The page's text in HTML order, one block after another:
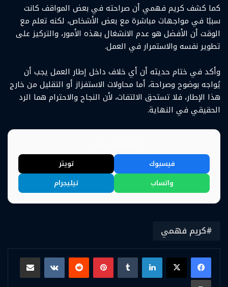
كما كشف كريم فهمي أن صراحته في بعض المواقف كانت
سببًا في مواجهات مباشرة مع بعض الأشخاص، لكنه تعلم مع
الوقت أن الأفضل هو عدم الانشغال بهذه الأمور، والتركيز على
تطوير نفسه والاستمرار في العمل.
وأكد في ختام حديثه أن أي خلاف داخل إطار العمل يجب أن
يُواجه بوضوح وصراحة، أما محاولات الاستفزاز أو التقليل من خارج
هذا الإطار، فلا تستحق الالتفات، لأن النجاح والاحترام هما الرد
الحقيقي في النهاية.
فيسبوك
تويتر
واتساب
تيليجرام
كريم فهمي
لينكدإن بينتيريست
مشاركة عبر البريد
طباعة